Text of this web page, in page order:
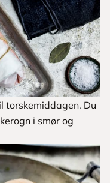
torskemiddagen. Du
i smør og